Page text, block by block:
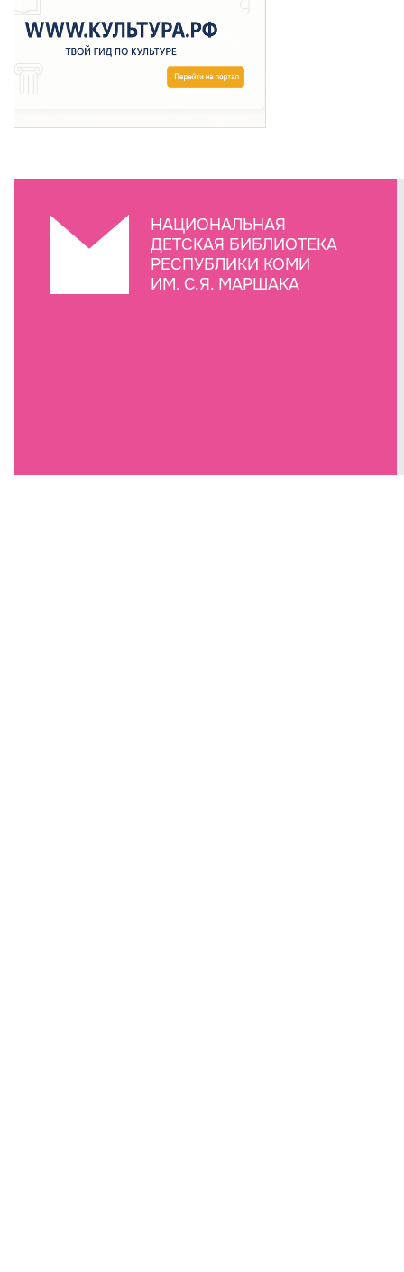
НАЦИОНАЛЬНАЯ
ДЕТСКАЯ БИБЛИОТЕКА
РЕСПУБЛИКИ КОМИ
ИМ. С.Я. МАРШАКА